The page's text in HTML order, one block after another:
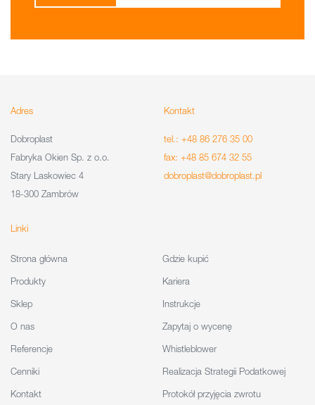
Adres
Dobroplast
Fabryka Okien Sp. z o.o.
Stary Laskowiec 4
18-300 Zambrów
Kontakt
tel.: +48 86 276 35 00
fax: +48 85 674 32 55
dobroplast@dobroplast.pl
Linki
Strona główna
Produkty
Sklep
O nas
Referencje
Cenniki
Kontakt
Gdzie kupić
Kariera
Instrukcje
Zapytaj o wycenę
Whistleblower
Realizacja Strategii Podatkowej
Protokół przyjęcia zwrotu